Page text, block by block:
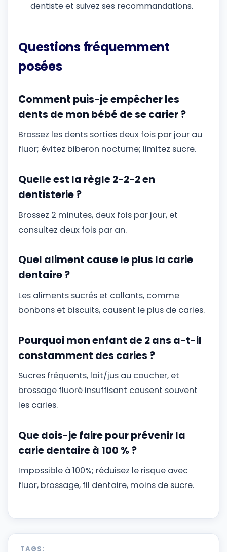
dentiste et suivez ses recommandations.
Questions fréquemment
posées
Comment puis-je empêcher les
dents de mon bébé de se carier ?
Brossez les dents sorties deux fois par jour au
fluor; évitez biberon nocturne; limitez sucre.
Quelle est la règle 2-2-2 en
dentisterie ?
Brossez 2 minutes, deux fois par jour, et
consultez deux fois par an.
Quel aliment cause le plus la carie
dentaire ?
Les aliments sucrés et collants, comme
bonbons et biscuits, causent le plus de caries.
Pourquoi mon enfant de 2 ans a-t-il
constamment des caries ?
Sucres fréquents, lait/jus au coucher, et
brossage fluoré insuffisant causent souvent
les caries.
Que dois-je faire pour prévenir la
carie dentaire à 100 % ?
Impossible à 100%; réduisez le risque avec
fluor, brossage, fil dentaire, moins de sucre.
TAGS: